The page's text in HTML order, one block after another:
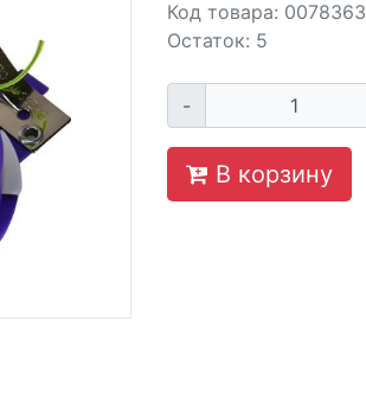
Код товара: 0078363
Остаток: 5
-
В корзину